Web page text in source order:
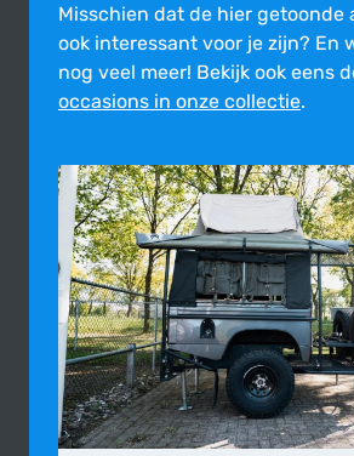
Misschien dat de hier getoonde
ook inte­res­sant voor je zijn? En
nog veel meer! Bekijk ook eens
occasions in onze collectie.